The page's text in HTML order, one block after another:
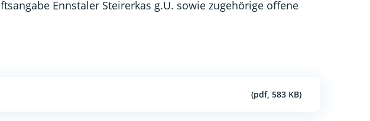
Ennstaler Steirerkas g.U. sowie zugehörige offene
(pdf, 583 KB)